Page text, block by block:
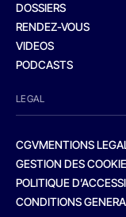
DOSSIERS
RENDEZ-VOUS
VIDEOS
PODCASTS
LEGAL
CGVMENTIONS
GESTION DES
POLITIQUE
CONDITIONS